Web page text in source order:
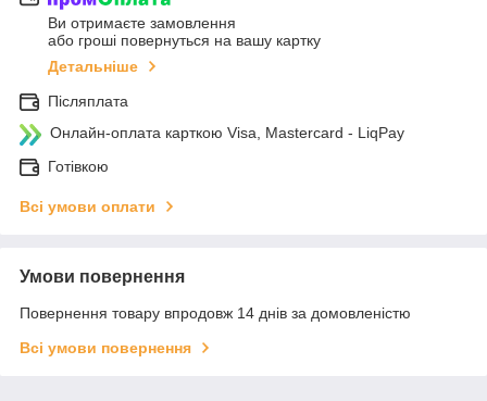
Ви отримаєте замовлення
або гроші повернуться на вашу картку
Детальніше
Післяплата
Онлайн-оплата карткою Visa, Mastercard - LiqPay
Готівкою
Всі умови оплати
Умови повернення
Повернення товару впродовж 14 днів за домовленістю
Всі умови повернення